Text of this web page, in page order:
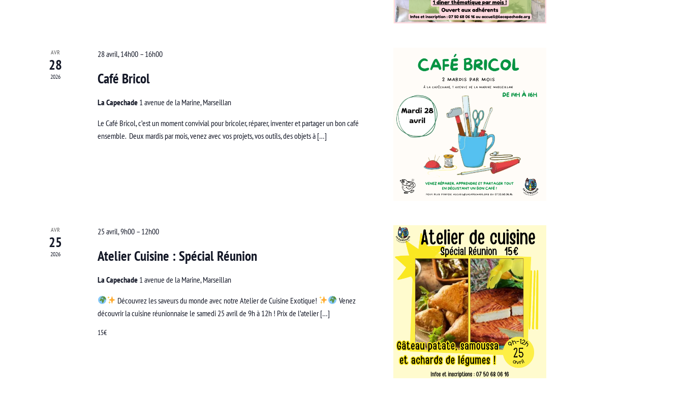
AVR
28
2026
28 avril, 14h00– 16h00
Café Bricol
La Capechade 1 avenue de la Marine, Marseillan
Le Café Bricol, c’est un moment convivial pour bricoler, réparer, inventer et partager un bon café
ensemble. Deux mardis par mois, venez avec vos projets, vos outils, des objets à […]
AVR
25
2026
25 avril, 9h00– 12h00
Atelier Cuisine : Spécial Réunion
La Capechade 1 avenue de la Marine, Marseillan
Découvrez les saveurs du monde avec notre Atelier de Cuisine Exotique!
Venez
découvrir la cuisine réunionnaise le samedi 25 avril de 9h à 12h ! Prix de l’atelier […]
15€